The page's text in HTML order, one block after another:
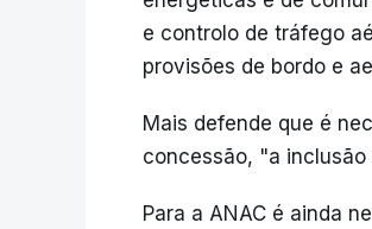
e controlo de tráfego
provisões de bordo e
Mais defende que é
concessão, "a
Para a ANAC é ainda